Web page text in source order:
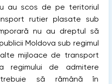
au scos de pe teritoriul
rutier plasate sub
nu au dreptul să
Moldova sub regimul
mijloace de transport
regimului de admitere
trebuie să rămână în